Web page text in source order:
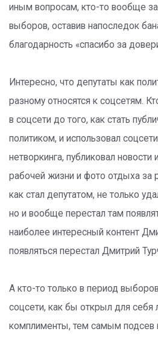
иным вопросам, кто-то вообще
выборов, оставив напоследок
благодарность «спасибо за
Интересно, что депутаты как
разному относятся к соцсетям.
в соцсети до того, как стать
политиком, и использовал
нетворкинга, публиковал
рабочей жизни и фото отдыха за
как стал депутатом, не только
но и вообще перестал там
наиболее интересный контент
появляться перестал Дмитрий
А кто-то только в период
соцсети, как бы открыл для себя
комплименты, тем самым подсев